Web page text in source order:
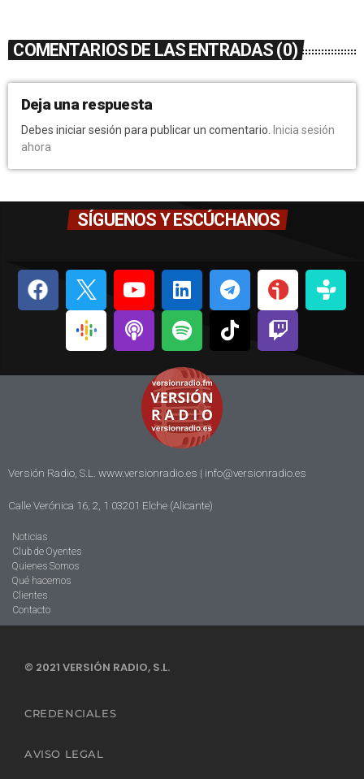
COMENTARIOS DE LAS ENTRADAS (0)
Deja una respuesta
Debes iniciar sesión para publicar un comentario.
Inicia sesión
ahora
SÍGUENOS Y ESCÚCHANOS
Versión Radio, S.L. www.versionradio.es | info@versionradio.es
Calle Verónica 16, 2, 1 03201 Elche (Alicante)
Noticias
Club de Oyentes
Quienes Somos
Qué hacemos
Clientes
Contacto
© 2021 VERSIÓN RADIO, S.L.
CREDENCIALES
AVISO LEGAL